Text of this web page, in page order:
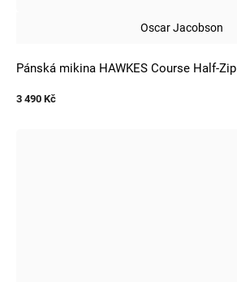
Oscar Jacobson
Pánská mikina HAWKES Course Half-Zip
3 490 Kč